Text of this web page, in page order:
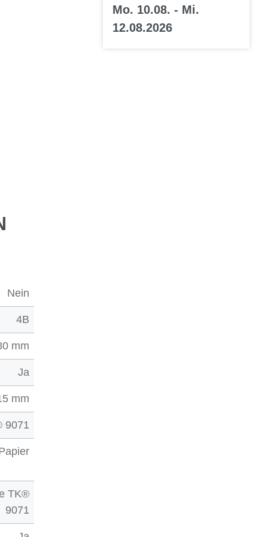
Mo. 10.08. - Mi.
12.08.2026
Nein
4B
mm
Ja
mm
9071
TK®
9071